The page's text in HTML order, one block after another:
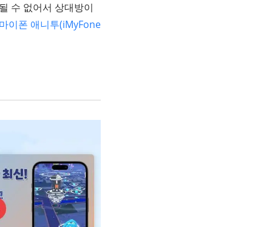
수 없어서 상대방이
이폰 애니투(iMyFone